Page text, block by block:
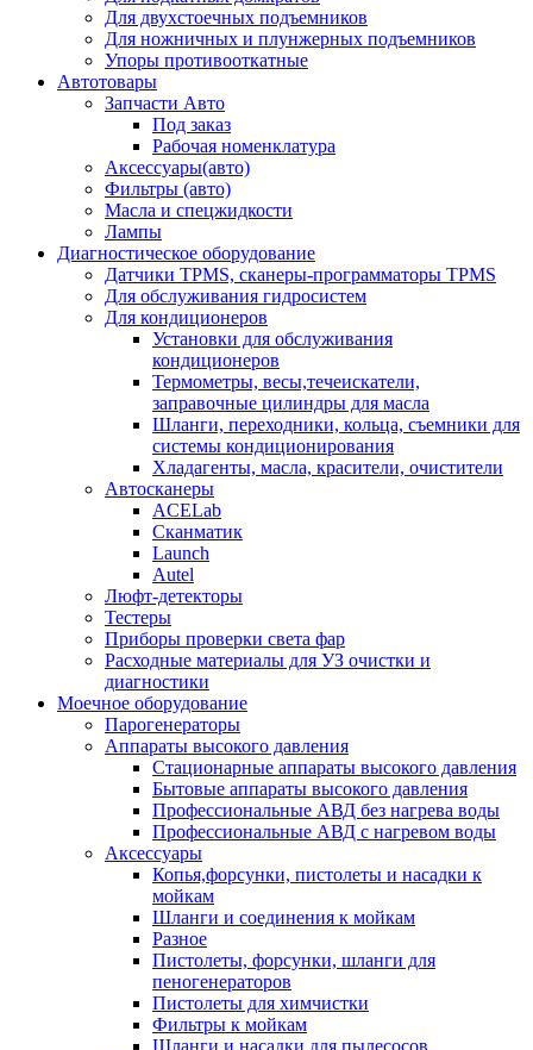
Для двухстоечных подъемников
Для ножничных и плунжерных подъемников
Упоры противооткатные
Автотовары
Запчасти Авто
Под заказ
Рабочая номенклатура
Аксессуары(авто)
Фильтры (авто)
Масла и спецжидкости
Лампы
Диагностическое оборудование
Датчики TPMS, сканеры-программаторы TPMS
Для обслуживания гидросистем
Для кондиционеров
Установки для обслуживания
кондиционеров
Термометры, весы,течеискатели,
заправочные цилиндры для масла
Шланги, переходники, кольца, съемники для
системы кондиционирования
Хладагенты, масла, красители, очистители
Автосканеры
ACELab
Сканматик
Launch
Autel
Люфт-детекторы
Тестеры
Приборы проверки света фар
Расходные материалы для УЗ очистки и
диагностики
Моечное оборудование
Парогенераторы
Аппараты высокого давления
Стационарные аппараты высокого давления
Бытовые аппараты высокого давления
Профессиональные АВД без нагрева воды
Профессиональные АВД с нагревом воды
Аксессуары
Копья,форсунки, пистолеты и насадки к
мойкам
Шланги и соединения к мойкам
Разное
Пистолеты, форсунки, шланги для
пеногенераторов
Пистолеты для химчистки
Фильтры к мойкам